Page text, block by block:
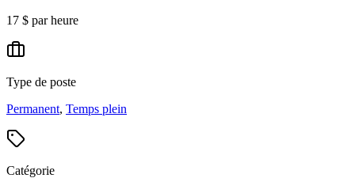
17 $ par heure
Type de poste
Permanent, Temps plein
Catégorie